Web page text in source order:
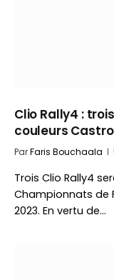
Clio Rally4 :
couleurs
ParFaris Bouchaala
Trois Clio Rally4
Championnats de
2023. En vertu de…